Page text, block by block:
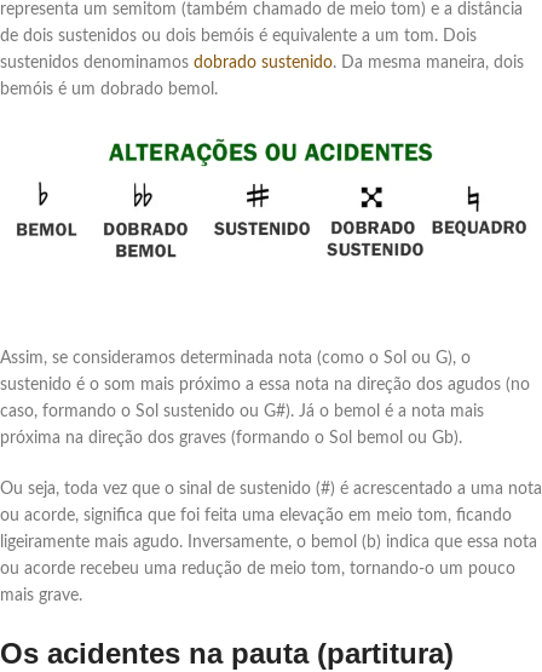
representa um semitom (também chamado de meio tom) e a distância
de dois sustenidos ou dois bemóis é equivalente a um tom. Dois
sustenidos denominamos dobrado sustenido. Da mesma maneira, dois
bemóis é um dobrado bemol.
Assim, se consideramos determinada nota (como o Sol ou G), o
sustenido é o som mais próximo a essa nota na direção dos agudos (no
caso, formando o Sol sustenido ou G#). Já o bemol é a nota mais
próxima na direção dos graves (formando o Sol bemol ou Gb).
Ou seja, toda vez que o sinal de sustenido (#) é acrescentado a uma nota
ou acorde, significa que foi feita uma elevação em meio tom, ficando
ligeiramente mais agudo. Inversamente, o bemol (b) indica que essa nota
ou acorde recebeu uma redução de meio tom, tornando-o um pouco
mais grave.
Os acidentes na pauta (partitura)